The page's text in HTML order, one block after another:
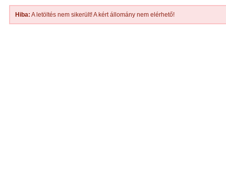
Hiba: A letöltés nem sikerült! A kért állomány nem elérhető!